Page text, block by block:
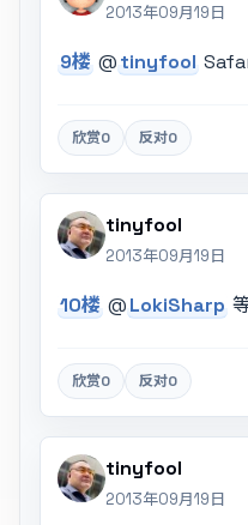
2013年09月19日
9楼 @tinyfool
欣赏0 反对0
tinyfool
2013年09月19日
10楼 @LokiSharp
欣赏0 反对0
tinyfool
2013年09月19日